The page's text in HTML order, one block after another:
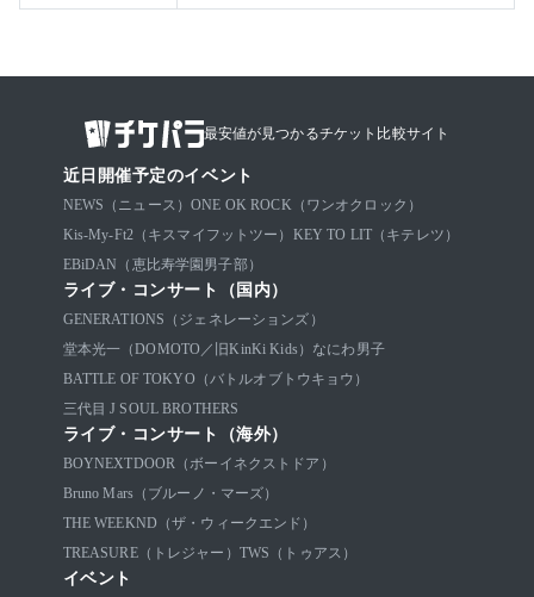
最安値が見つかるチケット比較サイト
近日開催予定のイベント
NEWS（ニュース） ONE OK ROCK（ワンオクロック）
Kis-My-Ft2（キスマイフットツー） KEY TO LIT（キテレツ）
EBiDAN（恵比寿学園男子部）
ライブ・コンサート（国内）
GENERATIONS（ジェネレーションズ）
堂本光一（DOMOTO／旧KinKi Kids） なにわ男子
BATTLE OF TOKYO（バトルオブトウキョウ）
三代目 J SOUL BROTHERS
ライブ・コンサート（海外）
BOYNEXTDOOR（ボーイネクストドア）
Bruno Mars（ブルーノ・マーズ）
THE WEEKND（ザ・ウィークエンド）
TREASURE（トレジャー） TWS（トゥアス）
イベント